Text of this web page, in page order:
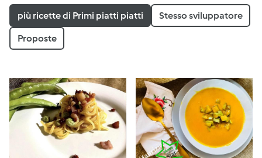
più ricette di Primi piatti piatti Stesso sviluppatore
Proposte